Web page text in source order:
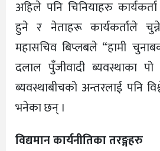
अहिले पनि चिनियाहरु
हुने र नेताहरू कार्यकर्ताले
महासचिव बिप्लबले “हामी
दलाल पुँजीवादी ब्यवस्थाका पो
ब्यवस्थाबीचको अन्तरलाई पनि
भनेका छन् ।
विद्यमान कार्यनीतिका तरङ्गहरु